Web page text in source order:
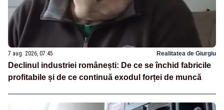
7 aug. 2026, 07:45 Realitatea de Giurgiu
Declinul industriei românești: De ce se închid fabricile
profitabile și de ce continuă exodul forței de muncă